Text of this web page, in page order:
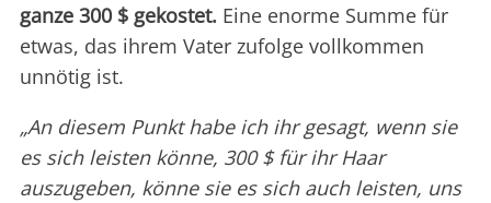
ganze 300 $ gekostet. Eine enorme Summe für
etwas, das ihrem Vater zufolge vollkommen
unnötig ist.
„An diesem Punkt habe ich ihr gesagt, wenn sie
es sich leisten könne, 300 $ für ihr Haar
auszugeben, könne sie es sich auch leisten, uns